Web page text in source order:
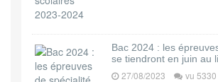
Bac 2024 : les
se tiendront en juin au
27/08/2023 vu